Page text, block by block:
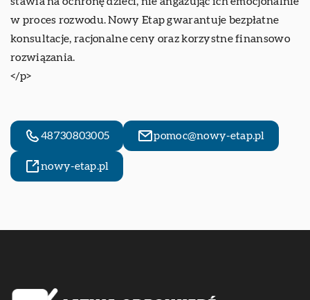
w proces rozwodu. Nowy Etap gwarantuje bezpłatne
konsultacje, racjonalne ceny oraz korzystne finansowo
rozwiązania.
</p>
48730803005 pomoc@nowy-etap.pl
nowy-etap.pl